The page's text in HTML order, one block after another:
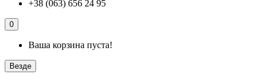
+38 (063) 656 24 95
0
Ваша корзина пуста!
Везде